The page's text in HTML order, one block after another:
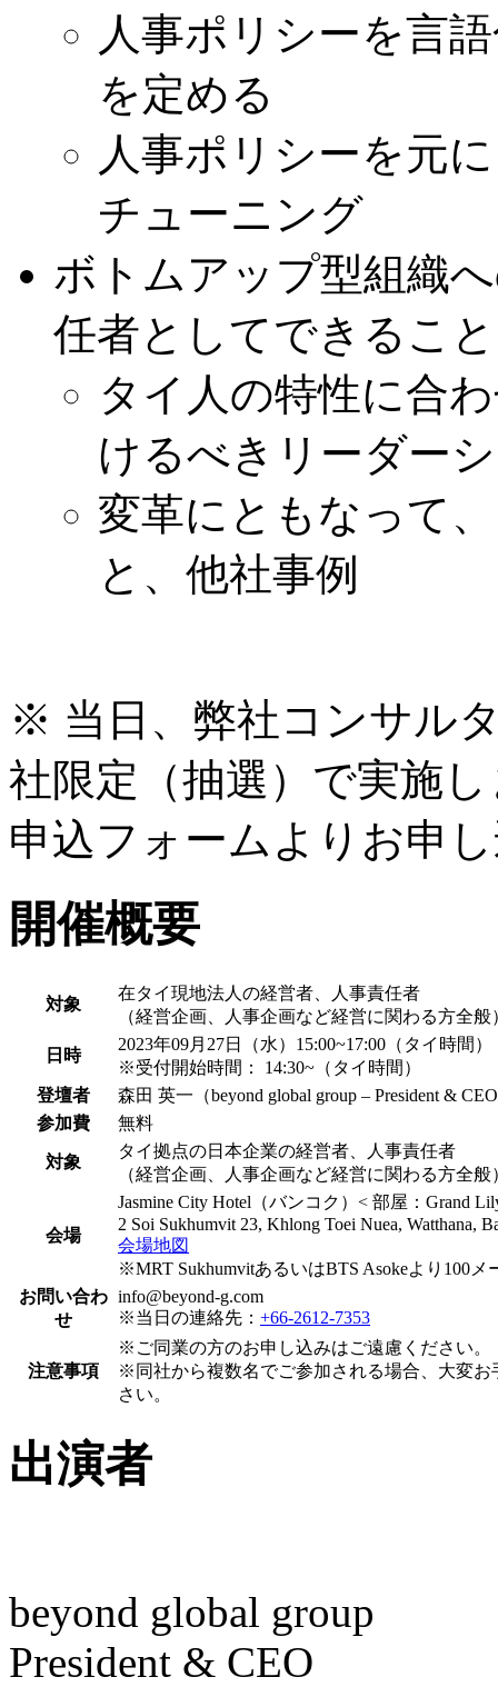
人事ポリシーを言
を定める
人事ポリシーを元
チューニング
ボトムアップ型組織
任者としてできること
タイ人の特性に合
けるべきリーダー
変革にともなって
と、他社事例
※ 当日、弊社コンサル
社限定（抽選）で実施
申込フォームよりお申
開催概要
対象
在タイ現地法人の経営者、人事責任者
（経営企画、人事企画など経営に関わる方全般
日時
2023年09月27日（水）15:00~17:00（タイ時間）
※受付開始時間： 14:30~（タイ時間）
登壇者
森田 英一（beyond global group – President &
参加費
無料
対象
タイ拠点の日本企業の経営者、人事責任者
（経営企画、人事企画など経営に関わる方全般
会場
Jasmine City Hotel（バンコク） < 部屋：Grand
2 Soi Sukhumvit 23, Khlong Toei Nuea, Watthana,
会場地図
※MRT SukhumvitあるいはBTS Asokeより 100メ
お問い合わ
せ
info@beyond-g.com
※当日の連絡先： +66-2612-7353
注意事項
※ご同業の方のお申し込みはご遠慮ください。
※同社から複数名でご参加される場合、大変
さい。
出演者
beyond global group
President & CEO